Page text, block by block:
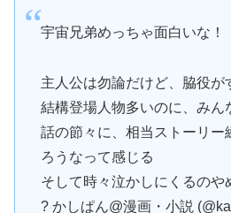
宇宙兄弟めっちゃ面白いな！
主人公は勿論だけど、脇役が
結構登場人物多いのに、みん
話の節々に、相当ストーリー
ろうなって感じる
そして時々泣かしにくるのや
? かしぱん@漫画・小説